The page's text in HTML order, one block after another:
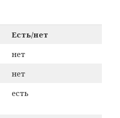
Есть/нет
нет
нет
есть